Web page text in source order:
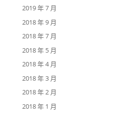
2019 年 7 月
2018 年 9 月
2018 年 7 月
2018 年 5 月
2018 年 4 月
2018 年 3 月
2018 年 2 月
2018 年 1 月